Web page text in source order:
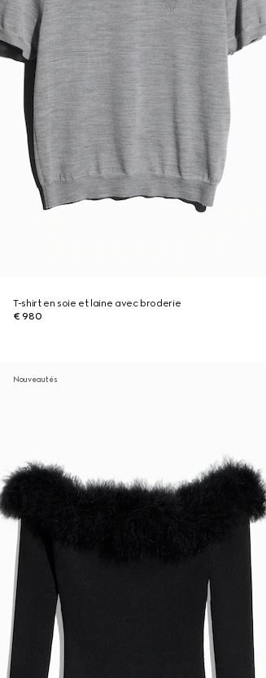
T-shirt en soie et laine avec broderie
€ 980
Nouveautés